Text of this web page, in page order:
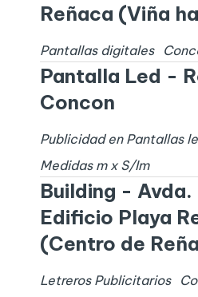
Reñaca (Viña
Pantallas digitales
Pantalla Led -
Concon
Publicidad en Pantallas
Medidas m x S/Im
Building -
Edificio Playa
(Centro de
Letreros Publicitarios